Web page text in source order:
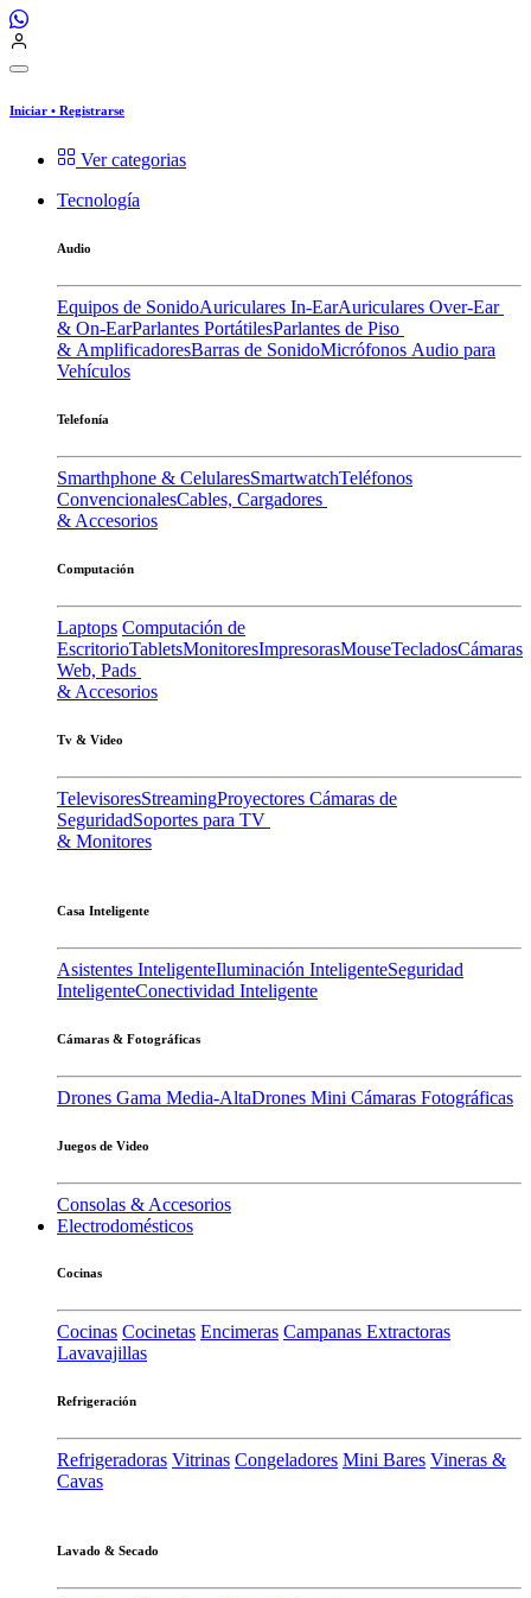
Iniciar • Registrarse
Ver categorias
Tecnología
Audio
Equipos de SonidoAuriculares In-EarAuriculares Over-Ear
& On-EarParlantes PortátilesParlantes de Piso
& AmplificadoresBarras de SonidoMicrófonos Audio para
Vehículos
Telefonía
Smarthphone & CelularesSmartwatchTeléfonos
ConvencionalesCables, Cargadores
& Accesorios
Computación
Laptops Computación de
EscritorioTabletsMonitoresImpresorasMouseTecladosCámaras
Web, Pads
& Accesorios
Tv & Video
TelevisoresStreamingProyectores Cámaras de
SeguridadSoportes para TV
& Monitores
Casa Inteligente
Asistentes InteligenteIluminación InteligenteSeguridad
InteligenteConectividad Inteligente
Cámaras & Fotográficas
Drones Gama Media-AltaDrones Mini Cámaras Fotográficas
Juegos de Video
Consolas & Accesorios
Electrodomésticos
Cocinas
Cocinas Cocinetas Encimeras Campanas Extractoras
Lavavajillas
Refrigeración
Refrigeradoras Vitrinas Congeladores Mini Bares Vineras &
Cavas
Lavado & Secado